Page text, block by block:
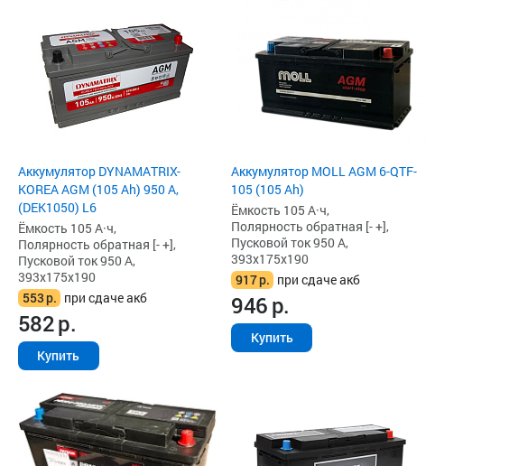
Аккумулятор DYNAMATRIX-
KOREA AGM (105 Ah) 950 А,
(DEK1050) L6
Ёмкость 105 А·ч,
Полярность обратная [- +],
Пусковой ток 950 А,
393x175x190
553р. при сдаче акб
582р.
Купить
Аккумулятор MOLL AGM 6-QTF-
105 (105 Ah)
Ёмкость 105 А·ч,
Полярность обратная [- +],
Пусковой ток 950 А,
393x175x190
917р. при сдаче акб
946р.
Купить